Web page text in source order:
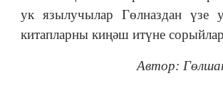
ук язылучылар Гөлназдан үзе
китапларны киңәш итүне
Автор: